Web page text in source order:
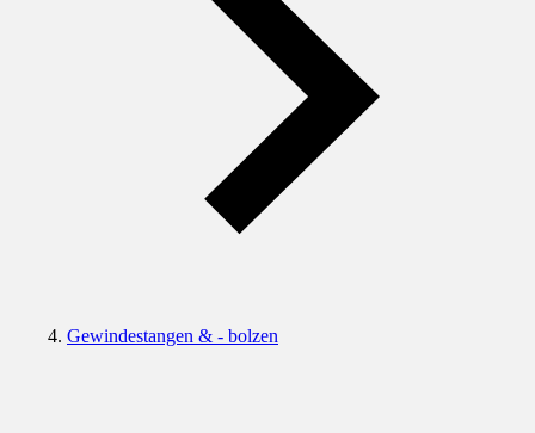
Gewindestangen & - bolzen